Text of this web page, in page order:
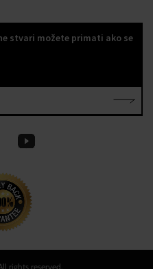
stvari možete primati ako se
rights reserved.